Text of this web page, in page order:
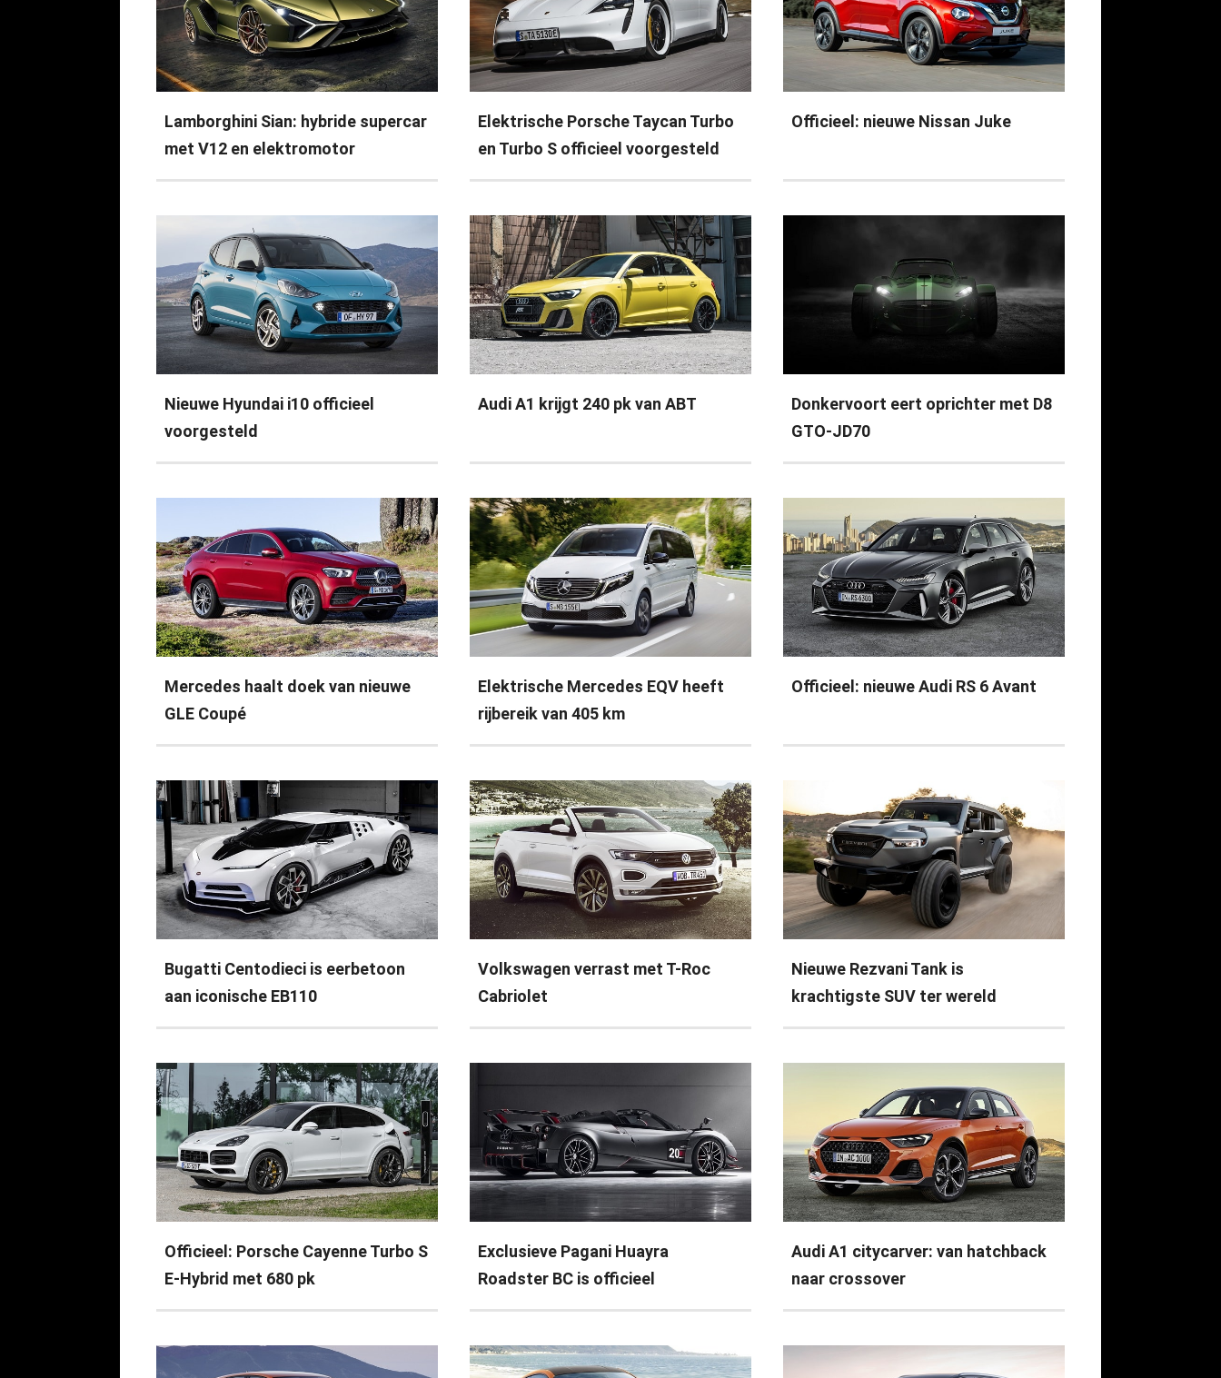
Lamborghini Sian: hybride supercar
met V12 en elektromotor
Elektrische Porsche Taycan Turbo
en Turbo S officieel voorgesteld
Officieel: nieuwe Nissan Juke
Nieuwe Hyundai i10 officieel
voorgesteld
Audi A1 krijgt 240 pk van ABT
Donkervoort eert oprichter met D8
GTO-JD70
Mercedes haalt doek van nieuwe
GLE Coupé
Elektrische Mercedes EQV heeft
rijbereik van 405 km
Officieel: nieuwe Audi RS 6 Avant
Bugatti Centodieci is eerbetoon
aan iconische EB110
Volkswagen verrast met T-Roc
Cabriolet
Nieuwe Rezvani Tank is
krachtigste SUV ter wereld
Officieel: Porsche Cayenne Turbo S
E-Hybrid met 680 pk
Exclusieve Pagani Huayra
Roadster BC is officieel
Audi A1 citycarver: van hatchback
naar crossover